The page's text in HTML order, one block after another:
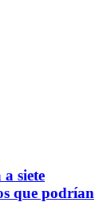
siete
que podrían